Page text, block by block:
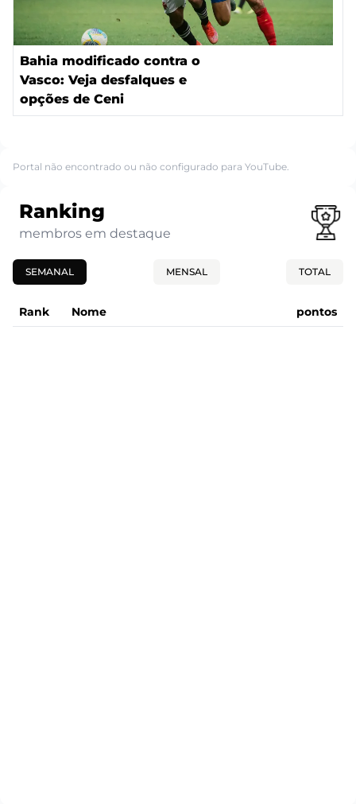
Bahia modificado contra o
Vasco: Veja desfalques e
opções de Ceni
Portal não encontrado ou não configurado para YouTube.
Ranking
membros em destaque
SEMANAL MENSAL TOTAL
Rank Nome pontos